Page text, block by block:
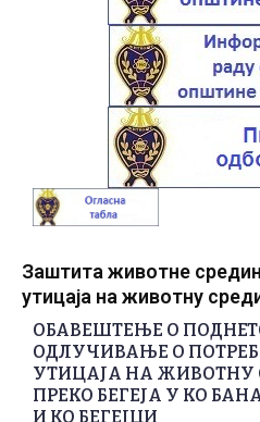
Заштита животне
утицаја на животну
ОБАВЕШТЕЊЕ О
ОДЛУЧИВАЊЕ О
УТИЦАЈА НА ЖИВОТНУ
ПРЕКО БЕГЕЈА У КО
И КО БЕГЕЈЦИ